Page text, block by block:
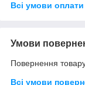
Всі умови оплати
Умови
Повернення
Всі умови